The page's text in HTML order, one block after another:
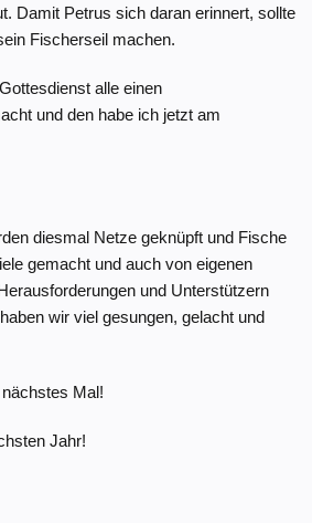
Damit Petrus sich daran erinnert, sollte
Fischerseil machen.
alle einen
und den habe ich jetzt am
diesmal Netze geknüpft und Fische
gemacht und auch von eigenen
und Unterstützern
wir viel gesungen, gelacht und
Mal!
Jahr!